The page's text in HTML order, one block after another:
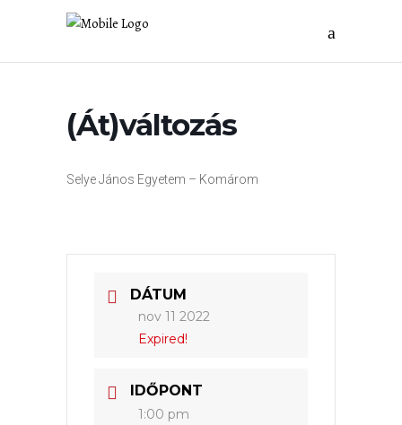
(Át)változás
Selye János Egyetem – Komárom
DÁTUM
nov 11 2022
Expired!
IDŐPONT
1:00 pm